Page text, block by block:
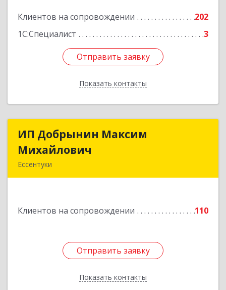
Клиентов на сопровождении
202
1С:Специалист
3
Отправить заявку
Показать контакты
Подробнее
Отправить заявку
Назад
ИП Добрынин Максим
Михайлович
Ессентуки
Клиентов на сопровождении 110
Отправить заявку
Показать контакты
ИП Добрынин Максим
Подробнее
Отправить заявку
Назад